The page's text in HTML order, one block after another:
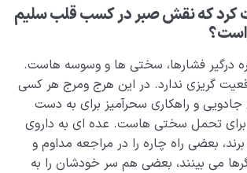
0/13
0/14
0/15
0/22
کرد که نقش صبر در کسب قلب سلیم
درگیر فشارها، سختی ها و وسوسه هاست.
گریزی ندارد. در این هرج ومرج هر کسی
و راهکاری سحرآمیز برای به دست
برای تحمل سختی هاست. عده ای به داروی
بعضی راه چاره را در مراجعه مداوم و
می بینند، بعضی هم سر خودشان را به